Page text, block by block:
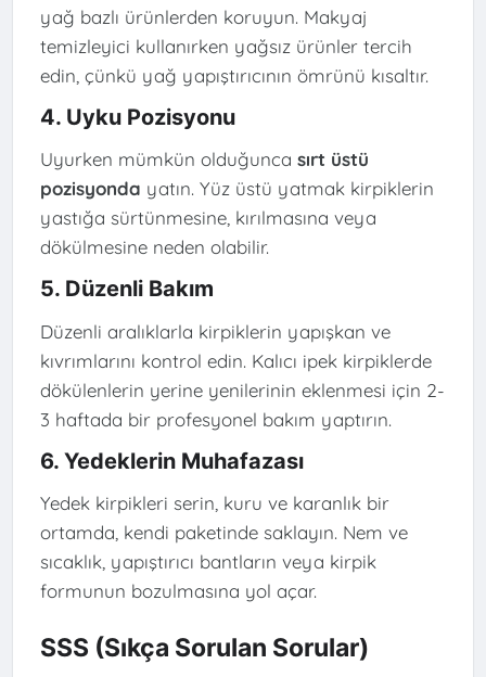
yağ bazlı ürünlerden koruyun. Makyaj
temizleyici kullanırken yağsız ürünler tercih
edin, çünkü yağ yapıştırıcının ömrünü kısaltır.
4. Uyku Pozisyonu
Uyurken mümkün olduğunca sırt üstü
pozisyonda yatın. Yüz üstü yatmak kirpiklerin
yastığa sürtünmesine, kırılmasına veya
dökülmesine neden olabilir.
5. Düzenli Bakım
Düzenli aralıklarla kirpiklerin yapışkan ve
kıvrımlarını kontrol edin. Kalıcı ipek kirpiklerde
dökülenlerin yerine yenilerinin eklenmesi için 2-
3 haftada bir profesyonel bakım yaptırın.
6. Yedeklerin Muhafazası
Yedek kirpikleri serin, kuru ve karanlık bir
ortamda, kendi paketinde saklayın. Nem ve
sıcaklık, yapıştırıcı bantların veya kirpik
formunun bozulmasına yol açar.
SSS (Sıkça Sorulan Sorular)